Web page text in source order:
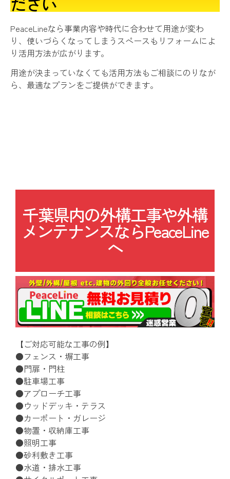
PeaceLineなら事業内容や時代に合わせて用途が変わ
り、使いづらくなってしまうスペースもリフォームによ
り 活用方法が広がります。
用途が決まっていなくても活用方法もご相談にのりなが
ら、最適なプランをご提供ができます。
千葉県内の外構工事や外構
メンテナンスならPeaceLine
へ
【ご対応可能な工事の例】
●フェンス・塀工事
●門扉・門柱
●駐車場工事
●アプローチ工事
●ウッドデッキ・テラス
●カーポート・ガレージ
●物置・収納庫工事
●照明工事
●砂利敷き工事
●水道・排水工事